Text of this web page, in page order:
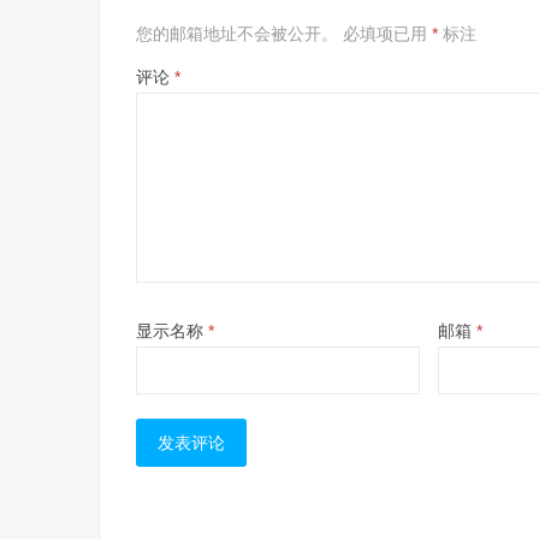
您的邮箱地址不会被公开。 必填项已用 * 标注
评论 *
显示名称 * 邮箱 *